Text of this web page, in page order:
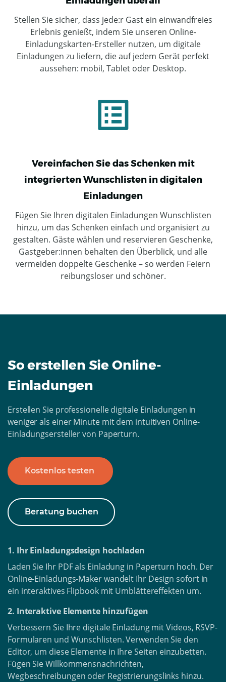
Stellen Sie sicher, dass jede:r Gast ein einwandfreies
Erlebnis genießt, indem Sie unseren Online-
Einladungskarten-Ersteller nutzen, um digitale
Einladungen zu liefern, die auf jedem Gerät perfekt
aussehen: mobil, Tablet oder Desktop.
Vereinfachen Sie das Schenken mit
integrierten Wunschlisten in digitalen
Einladungen
Fügen Sie Ihren digitalen Einladungen Wunschlisten
hinzu, um das Schenken einfach und organisiert zu
gestalten. Gäste wählen und reservieren Geschenke,
Gastgeber:innen behalten den Überblick, und alle
vermeiden doppelte Geschenke – so werden Feiern
reibungsloser und schöner.
So erstellen Sie Online-
Einladungen
Erstellen Sie professionelle digitale Einladungen in
weniger als einer Minute mit dem intuitiven Online-
Einladungsersteller von Paperturn.
Kostenlos testen
Beratung buchen
1. Ihr Einladungsdesign hochladen
Laden Sie Ihr PDF als Einladung in Paperturn hoch. Der
Online-Einladungs-Maker wandelt Ihr Design sofort in
ein interaktives Flipbook mit Umblättereffekten um.
2. Interaktive Elemente hinzufügen
Verbessern Sie Ihre digitale Einladung mit Videos, RSVP-
Formularen und Wunschlisten. Verwenden Sie den
Editor, um diese Elemente in Ihre Seiten einzubetten.
Fügen Sie Willkommensnachrichten,
Wegbeschreibungen oder Registrierungslinks hinzu.